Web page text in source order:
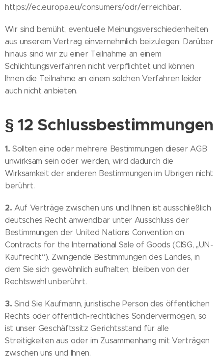
https://ec.europa.eu/consumers/odr/erreichbar.
Wir sind bemüht, eventuelle Meinungsverschiedenheiten
aus unserem Vertrag einvernehmlich beizulegen. Darüber
hinaus sind wir zu einer Teilnahme an einem
Schlichtungsverfahren nicht verpflichtet und können
Ihnen die Teilnahme an einem solchen Verfahren leider
auch nicht anbieten.
§ 12 Schlussbestimmungen
1. Sollten eine oder mehrere Bestimmungen dieser AGB
unwirksam sein oder werden, wird dadurch die
Wirksamkeit der anderen Bestimmungen im Übrigen nicht
berührt.
2. Auf Verträge zwischen uns und Ihnen ist ausschließlich
deutsches Recht anwendbar unter Ausschluss der
Bestimmungen der United Nations Convention on
Contracts for the International Sale of Goods (CISG, „UN-
Kaufrecht“). Zwingende Bestimmungen des Landes, in
dem Sie sich gewöhnlich aufhalten, bleiben von der
Rechtswahl unberührt.
3. Sind Sie Kaufmann, juristische Person des öffentlichen
Rechts oder öffentlich-rechtliches Sondervermögen, so
ist unser Geschäftssitz Gerichtsstand für alle
Streitigkeiten aus oder im Zusammenhang mit Verträgen
zwischen uns und Ihnen.